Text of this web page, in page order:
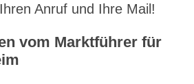
Anruf und Ihre Mail!
vom Marktführer für